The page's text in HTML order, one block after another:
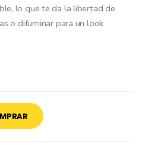
lo que te da la libertad de
o difuminar para un look